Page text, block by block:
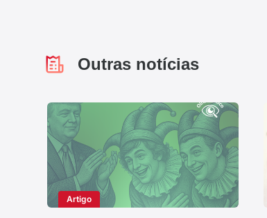
Outras notícias
Artigo